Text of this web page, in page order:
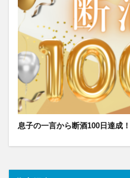
息子の一言から断酒100日達成！